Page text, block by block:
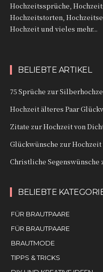
Hochzeitssprüche,
Hochzeitstorten,
Hochzeit und vieles mehr...
BELIEBTE ARTIKEL
75 Sprüche zur
Hochzeit älteres Paar
Zitate zur Hochzeit von
Glückwünsche zur Hochzeit
Christliche Segenswünsche
BELIEBTE
FÜR BRAUTPAARE
FÜR BRAUTPAARE
BRAUTMODE
TIPPS & TRICKS